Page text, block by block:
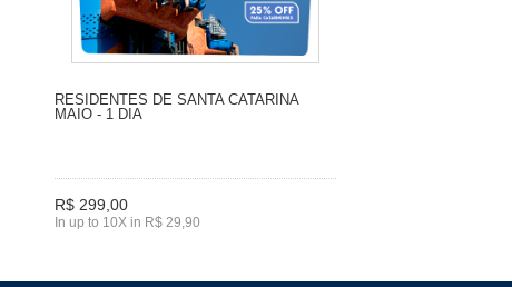
RESIDENTES DE SANTA CATARINA
MAIO - 1 DIA
R$ 299,00
In up to 10X in R$ 29,90